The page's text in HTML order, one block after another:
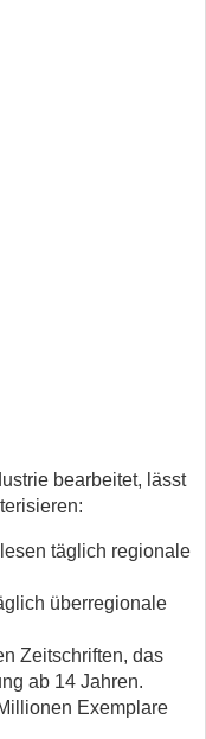
bearbeitet, lässt
täglich regionale
überregionale
Zeitschriften, das
ab 14 Jahren.
Exemplare